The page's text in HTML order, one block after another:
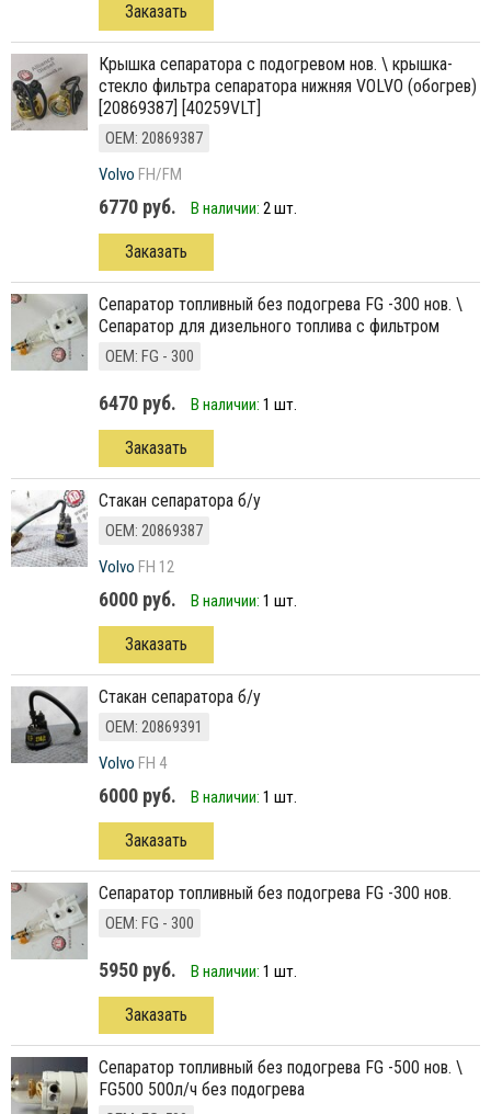
Заказать
крышка сепаратора с подогревом нов. \ крышка-
стекло фильтра сепаратора нижняя VOLVO (обогрев)
[20869387] [40259VLT]
ОЕМ: 20869387
Volvo FH/FM
6770 руб. В наличии: 2 шт.
Заказать
сепаратор топливный без подогрева FG -300 нов. \
Сепаратор для дизельного топлива с фильтром
ОЕМ: FG - 300
6470 руб. В наличии: 1 шт.
Заказать
Стакан сепаратора б/у
ОЕМ: 20869387
Volvo FH 12
6000 руб. В наличии: 1 шт.
Заказать
Стакан сепаратора б/у
ОЕМ: 20869391
Volvo FH 4
6000 руб. В наличии: 1 шт.
Заказать
сепаратор топливный без подогрева FG -300 нов.
ОЕМ: FG - 300
5950 руб. В наличии: 1 шт.
Заказать
сепаратор топливный без подогрева FG -500 нов. \
FG500 500л/ч без подогрева